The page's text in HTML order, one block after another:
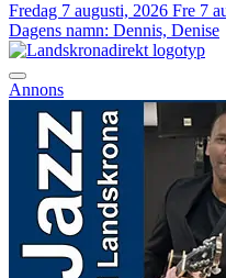
Fredag 7 augusti, 2026 Fre 7
Dagens namn: Dennis, Denise
Annons